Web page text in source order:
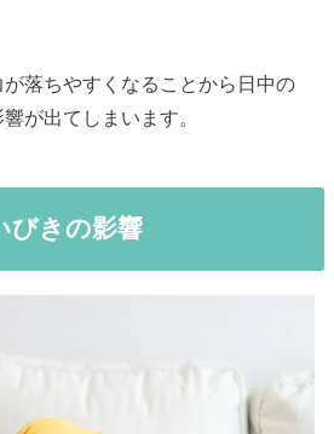
落ちやすくなることから日中の
が出てしまいます。
びきの影響